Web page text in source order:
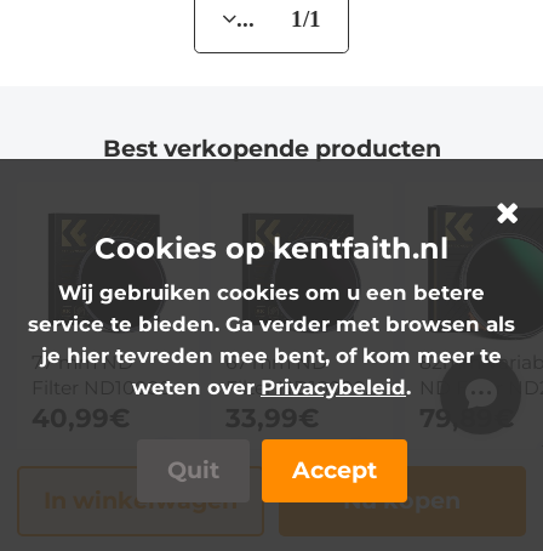
... 1/1
Best verkopende producten
77 mm ND
Filter ND100000
Neutrale
Camera Nano
67 mm ND
Filter ND100000
Stops Solide
Neutrale
Dichtheid Filter
Camera Nano
82mm
Waterdicht
Nano Xcel
In winkelwagen Nu kopen
Cookies op kentfaith.nl
Wij gebruiken cookies om u een betere
service te bieden. Ga verder met browsen als
je hier tevreden mee bent, of kom meer te
weten over Privacybeleid.
Quit Accept